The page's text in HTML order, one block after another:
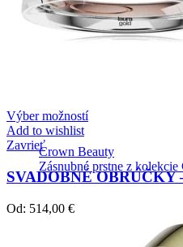
Crown Beauty
Zásnubné prstne z
Výber možností
Add to wishlist
Zavrieť
SVADOBNÉ OBRÚČKY
Od: 514,00 €